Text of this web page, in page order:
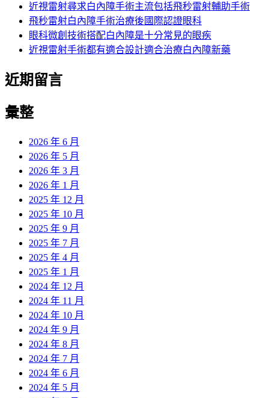
近視雷射尋求白內障手術主流包括飛秒雷射輔助手術
飛秒雷射白內障手術治療後國際認證眼科
眼科微創技術搭配白內障是十分常見的眼疾
近視雷射手術都有適合設計適合治療白內障新藥
近期留言
彙整
2026 年 6 月
2026 年 5 月
2026 年 3 月
2026 年 1 月
2025 年 12 月
2025 年 10 月
2025 年 9 月
2025 年 7 月
2025 年 4 月
2025 年 1 月
2024 年 12 月
2024 年 11 月
2024 年 10 月
2024 年 9 月
2024 年 8 月
2024 年 7 月
2024 年 6 月
2024 年 5 月